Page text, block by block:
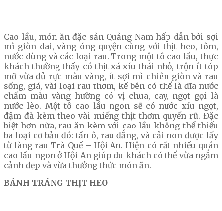
Cao lầu, món ăn đặc sản Quảng Nam hấp dẫn bởi sợi
mì giòn dai, vàng óng quyện cùng với thịt heo, tôm,
nước dùng và các loại rau. Trong một tô cao lầu, thực
khách thường thấy có thịt xá xíu thái nhỏ, trộn ít tóp
mỡ vừa đủ rực màu vàng, ít sợi mì chiên giòn và rau
sống, giá, vài loại rau thơm, kế bên có thể là đĩa nước
chấm màu vàng hường có vị chua, cay, ngọt gọi là
nước lèo. Một tô cao lầu ngon sẽ có nước xíu ngọt,
đậm đà kèm theo vài miếng thịt thơm quyến rũ. Đặc
biệt hơn nữa, rau ăn kèm với cao lầu không thể thiếu
ba loại cơ bản đó: tần ô, rau đắng, và cải non được lấy
từ làng rau Trà Quế – Hội An. Hiện có rất nhiều quán
cao lầu ngon ở Hội An giúp du khách có thể vừa ngắm
cảnh đẹp và vừa thưởng thức món ăn.
BÁNH TRÁNG THỊT HEO